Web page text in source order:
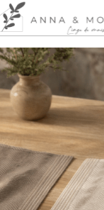
Lancer la recherche